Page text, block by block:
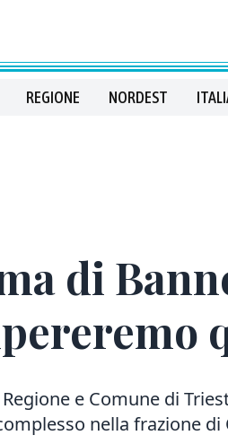
REGIONE NORDEST
di
e Comune di
nella frazione di